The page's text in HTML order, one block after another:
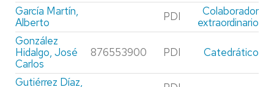
García Martín,
Alberto
PDI
Colaborador
extraordinario
González
Hidalgo, José
Carlos
876553900 PDI Catedrático
Gutiérrez Díaz,